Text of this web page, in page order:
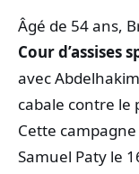
Âgé de 54 ans,
Cour d’assises
avec
cabale contre le
Cette campagne
Samuel Paty le